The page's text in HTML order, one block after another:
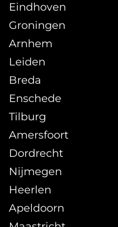
Eindhoven
Groningen
Arnhem
Leiden
Breda
Enschede
Tilburg
Amersfoort
Dordrecht
Nijmegen
Heerlen
Apeldoorn